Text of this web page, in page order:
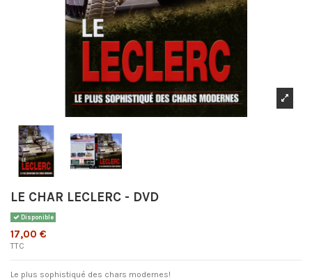
LE CHAR LECLERC - DVD
Disponible
17,00 €
TTC
Le plus sophistiqué des chars modernes!